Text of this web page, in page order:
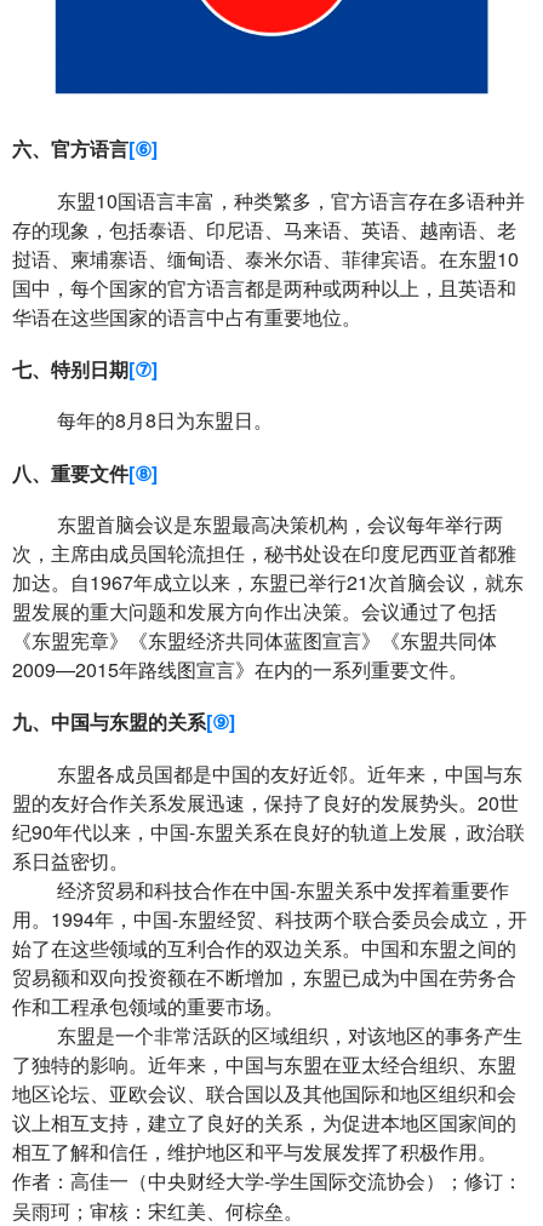
六、官方语言[⑥]
东盟10国语言丰富，种类繁多，官方语言存在多语种并
存的现象，包括泰语、印尼语、马来语、英语、越南语、老
挝语、柬埔寨语、缅甸语、泰米尔语、菲律宾语。在东盟10
国中，每个国家的官方语言都是两种或两种以上，且英语和
华语在这些国家的语言中占有重要地位。
七、特别日期[⑦]
每年的8月8日为东盟日。
八、重要文件[⑧]
东盟首脑会议是东盟最高决策机构，会议每年举行两
次，主席由成员国轮流担任，秘书处设在印度尼西亚首都雅
加达。自1967年成立以来，东盟已举行21次首脑会议，就东
盟发展的重大问题和发展方向作出决策。会议通过了包括
《东盟宪章》《东盟经济共同体蓝图宣言》《东盟共同体
2009—2015年路线图宣言》在内的一系列重要文件。
九、中国与东盟的关系[⑨]
东盟各成员国都是中国的友好近邻。近年来，中国与东
盟的友好合作关系发展迅速，保持了良好的发展势头。 20世
纪90年代以来，中国-东盟关系在良好的轨道上发展，政治联
系日益密切。
经济贸易和科技合作在中国-东盟关系中发挥着重要作
用。 1994年，中国-东盟经贸、科技两个联合委员会成立，开
始了在这些领域的互利合作的双边关系。中国和东盟之间的
贸易额和双向投资额在不断增加，东盟已成为中国在劳务合
作和工程承包领域的重要市场。
东盟是一个非常活跃的区域组织，对该地区的事务产生
了独特的影响。近年来，中国与东盟在亚太经合组织、东盟
地区论坛、亚欧会议、联合国以及其他国际和地区组织和会
议上相互支持，建立了良好的关系，为促进本地区国家间的
相互了解和信任，维护地区和平与发展发挥了积极作用。
作者：高佳一（中央财经大学-学生国际交流协会）；修订：
吴雨珂；审核：宋红美、何棕垒。